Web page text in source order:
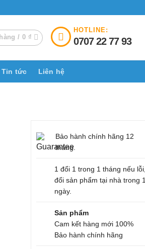
/ 0 ₫
HOTLINE:
0707 22 77 93
Tin tức Liên hệ
Bảo hành chính hãng 12
tháng.
1 đổi 1 trong 1 tháng nếu lỗi,
đổi sản phẩm tại nhà trong 1
ngày.
Sản phẩm
Cam kết hàng mới 100%
Bảo hành chính hãng